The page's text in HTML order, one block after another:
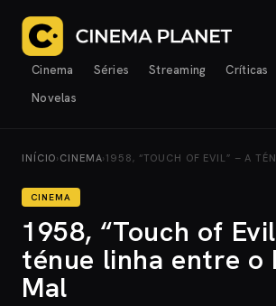
Cinema Séries Streaming Críticas
Novelas
INÍCIO› CINEMA› 1958, “TOUCH OF EVIL” – A
CINEMA
1958, “Touch of
ténue linha entre o
Mal